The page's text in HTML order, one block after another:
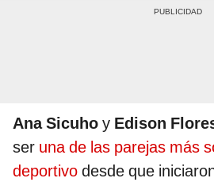
Ana Sicuho y Edison
ser una de las parejas más
deportivo desde que